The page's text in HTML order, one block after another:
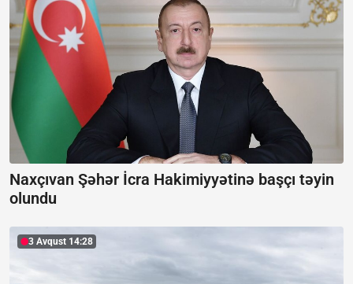
Naxçıvan Şəhər İcra Hakimiyyətinə başçı təyin
olundu
3 Avqust 14:28